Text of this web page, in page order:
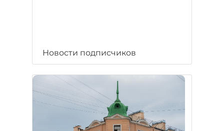
Новости подписчиков